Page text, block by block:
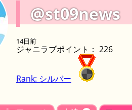
@st09news
14日前
ジャニラブポイント： 226
Rank: シルバー